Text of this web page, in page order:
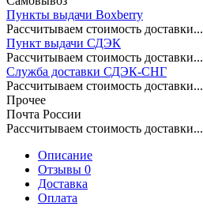
Пункты выдачи Boxberry
Рассчитываем стоимость доставки...
Пункт выдачи СДЭК
Рассчитываем стоимость доставки...
Служба доставки СДЭК-СНГ
Рассчитываем стоимость доставки...
Прочее
Почта России
Рассчитываем стоимость доставки...
Описание
Отзывы 0
Доставка
Оплата